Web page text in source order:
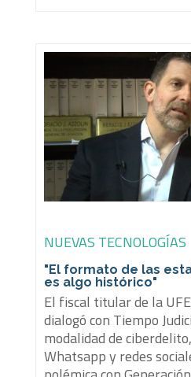
NUEVAS TECNOLOGÍAS
"El formato de las
es algo histórico"
El fiscal titular de la
dialogó con Tiempo
modalidad de
Whatsapp y redes